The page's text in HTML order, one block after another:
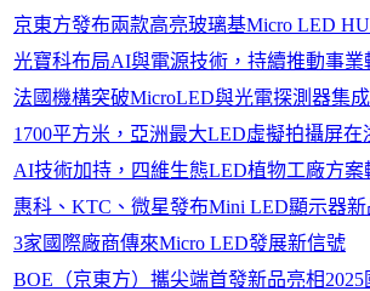
京東方發布兩款高亮玻璃基Micro LED
光寶科布局AI與電源技術，持續推動事業
法國機構突破MicroLED與光電探測器集
1700平方米，亞洲最大LED虛擬拍攝屏在
AI技術加持，四維生態LED植物工廠方案
惠科、KTC、微星發布Mini LED顯示器新
3家國際廠商傳來Micro LED發展新信號
BOE（京東方）攜尖端首發新品亮相